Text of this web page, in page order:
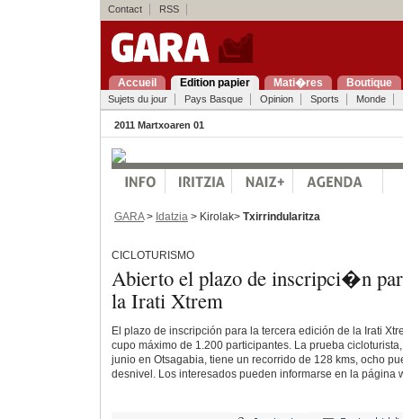
Contact RSS
Accueil Edition papier Mati�res Boutique
Sujets du jour Pays Basque Opinion Sports Monde
2011 Martxoaren 01
GARA> Idatzia > Kirolak> Txirrindularitza
CICLOTURISMO
Abierto el plazo de inscripci�n
la Irati Xtrem
El plazo de inscripción para la tercera edición de la Irati
cupo máximo de 1.200 participantes. La prueba
junio en Otsagabia, tiene un recorrido de 128 kms, ocho
desnivel. Los interesados pueden informarse en la página